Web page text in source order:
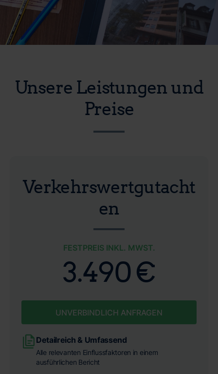
Unsere Leistungen und
Preise
Verkehrswertgutacht
en
FESTPREIS INKL. MWST.
3.490 €
UNVERBINDLICH ANFRAGEN
Detailreich & Umfassend
Alle relevanten Einflussfaktoren in einem
ausführlichen Bericht